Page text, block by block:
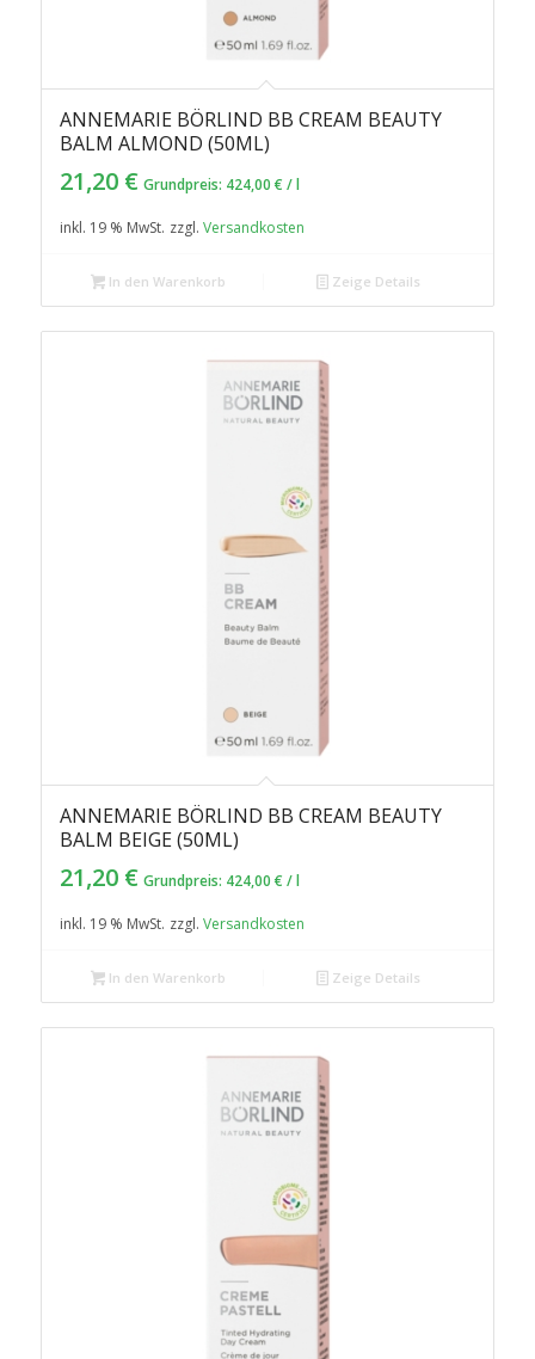
ANNEMARIE BÖRLIND BB CREAM BEAUTY
BALM ALMOND (50ML)
21,20 € Grundpreis: 424,00 € /l
inkl. 19 % MwSt. zzgl. Versandkosten
In den Warenkorb Zeige Details
ANNEMARIE BÖRLIND BB CREAM BEAUTY
BALM BEIGE (50ML)
21,20 € Grundpreis: 424,00 € /l
inkl. 19 % MwSt. zzgl. Versandkosten
In den Warenkorb Zeige Details